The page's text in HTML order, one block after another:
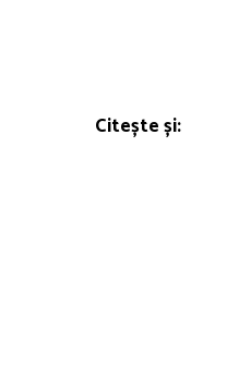
Citește și: